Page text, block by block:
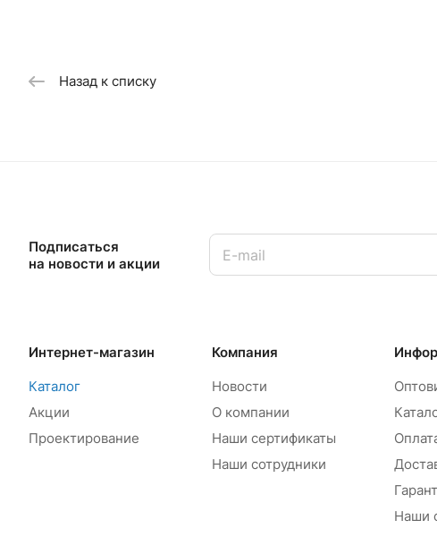
Назад к списку
Подписаться
на новости и акции
Интернет-магазин
Каталог
Акции
Проектирование
Компания
Новости
О компании
Наши сертификаты
Наши сотрудники
Наши